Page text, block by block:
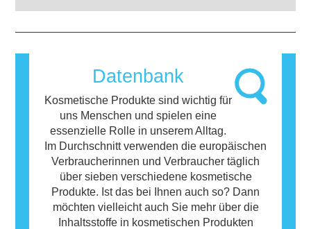
Körperpflegeprodukte können Inhaltsstoffe
enthalten, die bei manchen Menschen eine
Allergie auslösen können. Das bedeutet
jedoch nicht, dass das Produkt für andere
Personen nicht sicher ist.
Datenbank
Kosmetische Produkte sind wichtig für
uns Menschen und spielen eine
essenzielle Rolle in unserem Alltag.
Im Durchschnitt verwenden die europäischen
Verbraucherinnen und Verbraucher täglich
über sieben verschiedene kosmetische
Produkte. Ist das bei Ihnen auch so? Dann
möchten vielleicht auch Sie mehr über die
Inhaltsstoffe in kosmetischen Produkten